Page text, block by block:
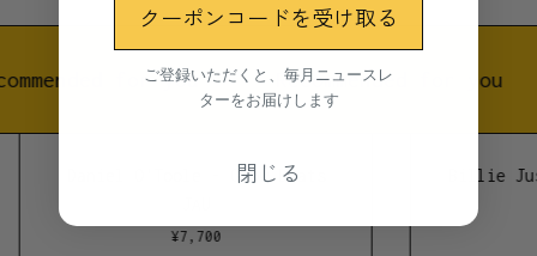
拠点に活動するビジュアルアーティストです。
Billieは、レトロキッチュな懐古さをテーマに、オース
トラリアならではの家庭的なシンボルを描いています。
彼女のスタイルはユニークであり、お店の窓ガラスペイ
す。キャンバスの代わりに透明のアクリル樹脂版を使用
し、外の黒い輪郭線から描き、徐々にフラットカラーを
重ねていく、通常のペイントとは逆の工程で作成してい
for you Recommended for you
Daniel O'Toole - Glow Boats
¥7,700
Billie
クーポンコードを受け取る
ご登録いただくと、毎月ニュースレ
ターをお届けします
閉じる